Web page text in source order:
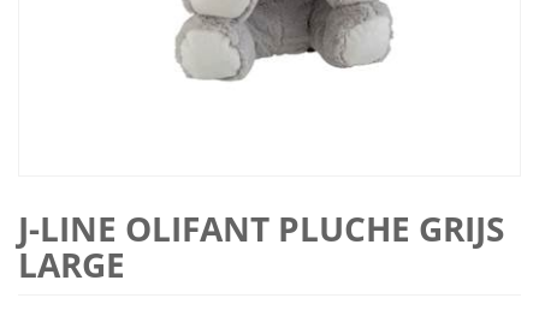
J-LINE OLIFANT PLUCHE GRIJS
LARGE